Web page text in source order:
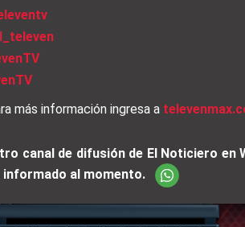
más información ingresa a
canal de difusión de El Noticiero en
informado al momento.